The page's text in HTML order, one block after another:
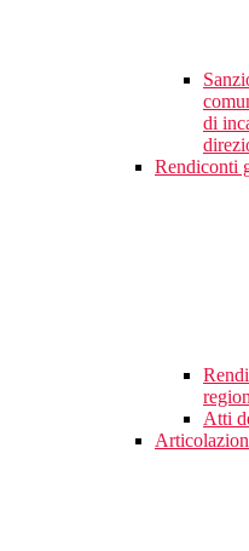
di
Rendiconti
Atti